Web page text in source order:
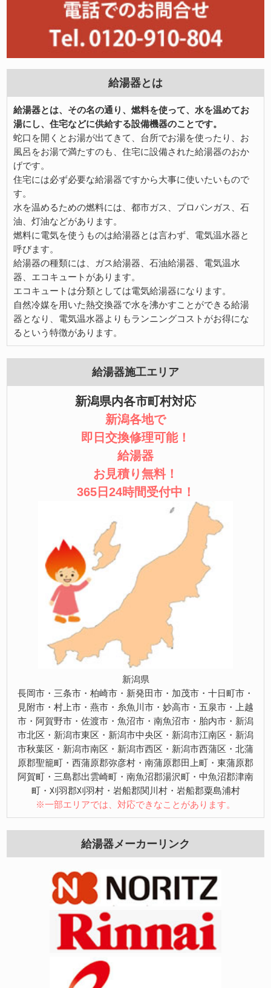
給湯器とは
給湯器とは、その名の通り、燃料を使って、水を温めてお
湯にし、住宅などに供給する設備機器のことです。
蛇口を開くとお湯が出てきて、台所でお湯を使ったり、お
風呂をお湯で満たすのも、住宅に設備された給湯器のおか
げです。
住宅には必ず必要な給湯器ですから大事に使いたいもので
す。
水を温めるための燃料には、都市ガス、プロパンガス、石
油、灯油などがあります。
燃料に電気を使うものは給湯器とは言わず、電気温水器と
呼びます。
給湯器の種類には、ガス給湯器、石油給湯器、電気温水
器、エコキュートがあります。
エコキュートは分類としては電気給湯器になります。
自然冷媒を用いた熱交換器で水を沸かすことができる給湯
器となり、電気温水器よりもランニングコストがお得にな
るという特徴があります。
給湯器施工エリア
新潟県内各市町村対応
新潟各地で
即日交換修理可能！
給湯器
お見積り無料！
365日24時間受付中！
新潟県
長岡市・三条市・柏崎市・新発田市・加茂市・十日町市・
見附市・村上市・燕市・糸魚川市・妙高市・五泉市・上越
市・阿賀野市・佐渡市・魚沼市・南魚沼市・胎内市・新潟
市北区・新潟市東区・新潟市中央区・新潟市江南区・新潟
市秋葉区・新潟市南区・新潟市西区・新潟市西蒲区・北蒲
原郡聖籠町・西蒲原郡弥彦村・南蒲原郡田上町・東蒲原郡
阿賀町・三島郡出雲崎町・南魚沼郡湯沢町・中魚沼郡津南
町・刈羽郡刈羽村・岩船郡関川村・岩船郡粟島浦村
※一部エリアでは、対応できなことがあります。
給湯器メーカーリンク